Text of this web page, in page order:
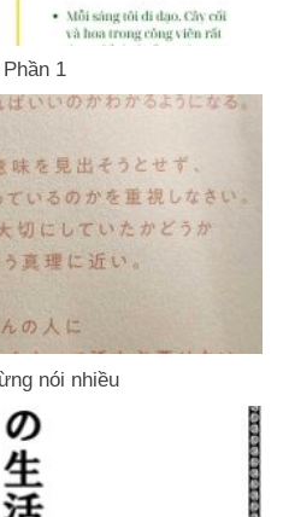
1
nói nhiều